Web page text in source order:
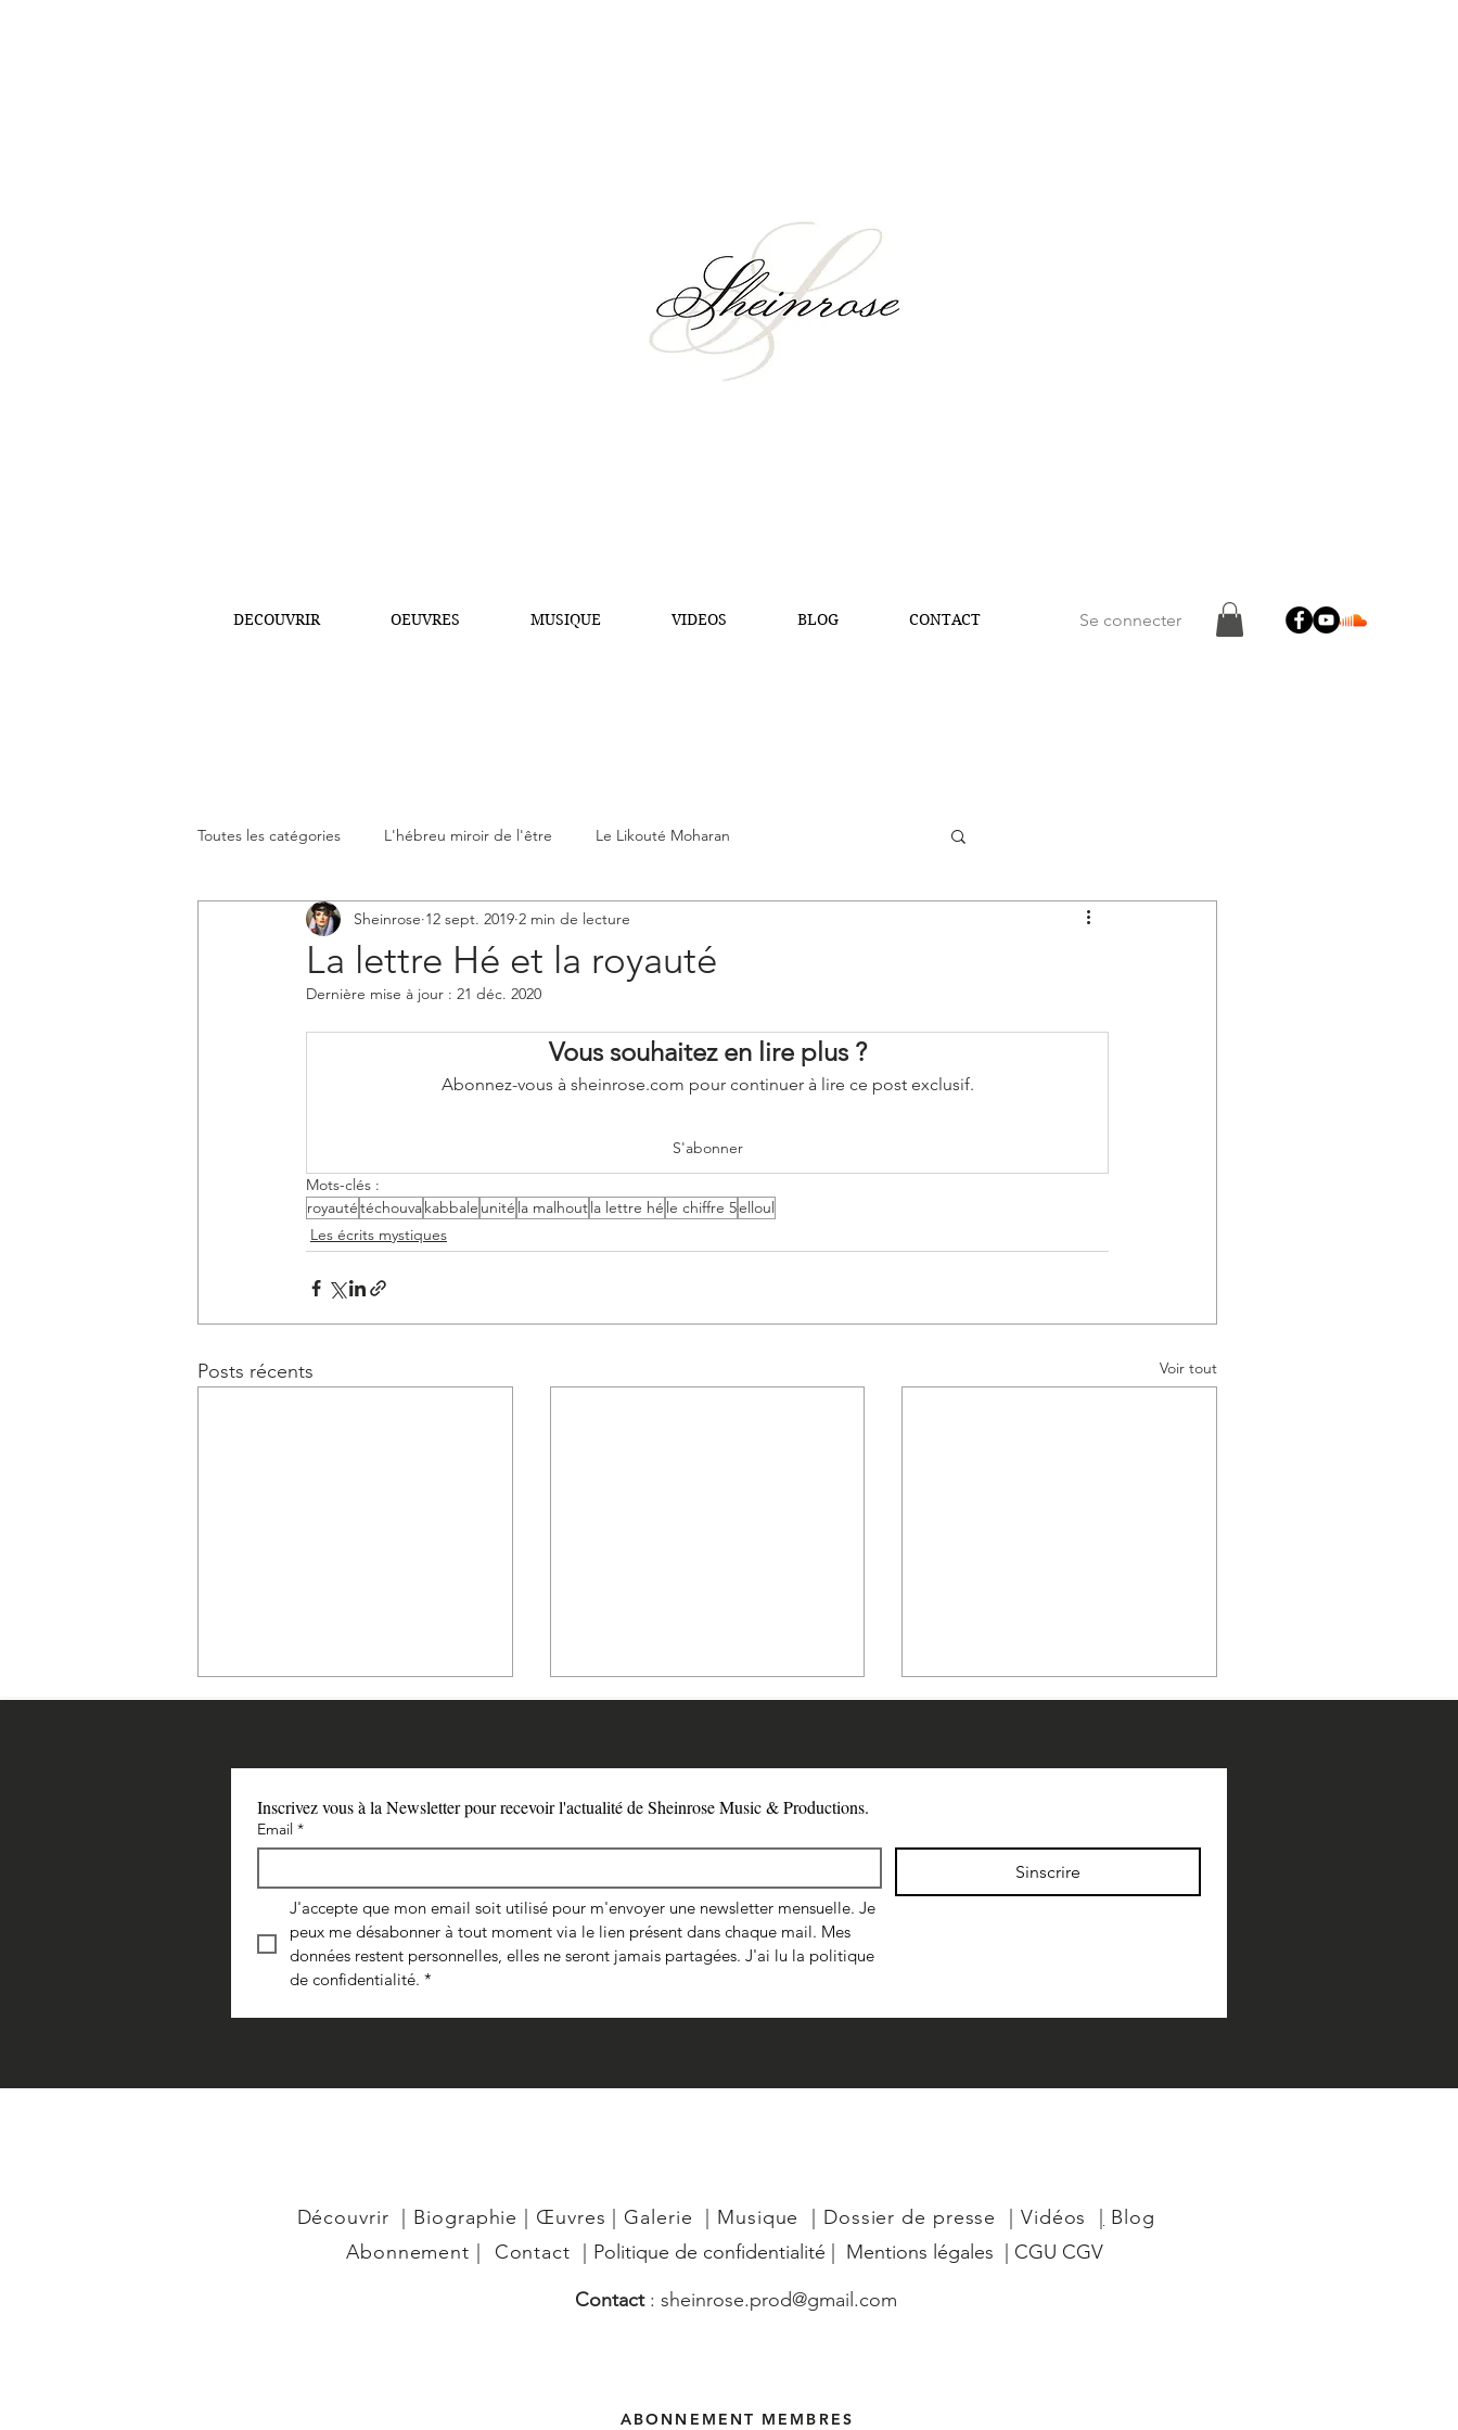
DECOUVRIR OEUVRES MUSIQUE VIDEOS BLOG CONTACT Se connecter
Toutes les catégories L'hébreu miroir de l'être Le Likouté Moharan
La Parasha de notre temps Les écrits mystiques
Les grands personnages bibliques
Les temps de la fin Actualités et médias Podcast
La lettre Hé et la royauté
Sheinrose 12 sept. 2019 2 min de lecture
Dernière mise à jour : 21 déc. 2020
Vous souhaitez en lire plus ?
Abonnez-vous à sheinrose.com pour continuer à lire ce post exclusif.
S'abonner
Mots-clés :
royautétéchouvakabbale unité la malhoutla lettre hé le chiffre 5elloul
Les écrits mystiques
Posts récents Voir tout
Le chant nouveau pour le
renouvellement du Monde
Daniel 7:7-8 la guerre en
Israël a été déclenchée
La rose d'Israël selon le Zohar
Inscrivez vous à la Newsletter pour recevoir l'actualité de Sheinrose Music & Productions.
Email *
Sinscrire
J'accepte que mon email soit utilisé pour m'envoyer une newsletter mensuelle. Je
peux me désabonner à tout moment via le lien présent dans chaque mail. Mes
données restent personnelles, elles ne seront jamais partagées. J'ai lu la politique
de confidentialité. *
​Découvrir Biographie Œuvres Galerie Musique Dossier de presse Vidéos
Blog
Abonnement
Contact Politique de confidentialité Mentions légales
CGU CGV
Contact : sheinrose.prod@gmail.com
ABONNEMENT MEMBRES